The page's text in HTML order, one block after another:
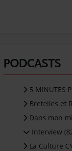
PODCASTS
5 MINUTES
Bretelles et
Dans mon
Interview
La Culture